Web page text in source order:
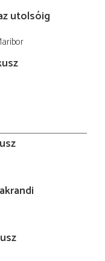
utolsóig